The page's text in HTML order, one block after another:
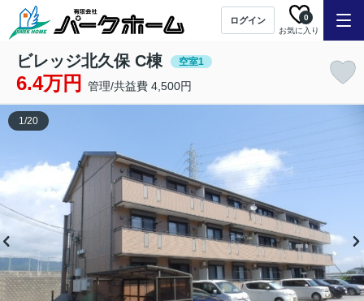
ログイン
お気に入り
0
ビレッジ北久保 C棟 空室1
6.4万円 管理/共益費 4,500円
1/20